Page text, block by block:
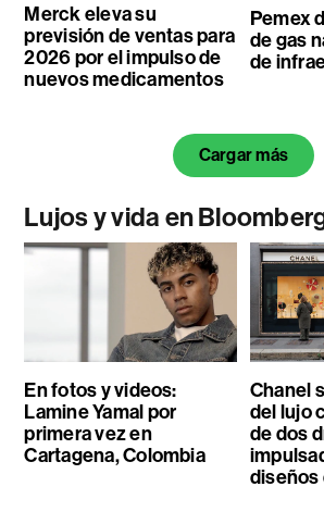
Merck eleva su
previsión de ventas para
2026 por el impulso de
nuevos medicamentos
Pemex
de gas
de
Cargar más
Lujos y vida en
En fotos y videos:
Lamine Yamal por
primera vez en
Cartagena, Colombia
Chanel
del lujo
de dos
diseños